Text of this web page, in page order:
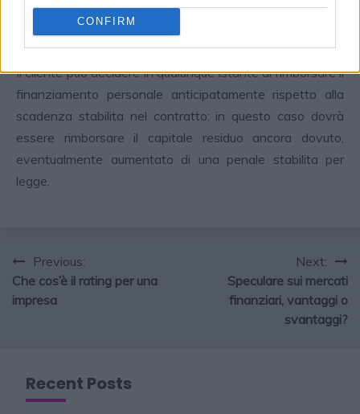
CONFIRM
permetteranno di ottenere la tranquillità economica di cui
avete bisogno.
Il cliente può decidere in qualunque istante di rimborsare il
finanziamento personale anticipatamente rispetto alla
scadenza stabilita nel contratto: in questo caso dovrà
essere rimborsare il capitale residuo ancora dovuto,
eventualmente aumentato di una penale stabilita per
legge.
Previous:
Che cos’è il rating per una
impresa
Next:
Speculare sui mercati
finanziari, vantaggi o
svantaggi?
Recent Posts